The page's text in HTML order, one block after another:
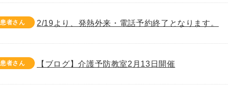
患者さん 2/19より、発熱外来・電話予約終了となります。
患者さん 【ブログ】介護予防教室2月13日開催